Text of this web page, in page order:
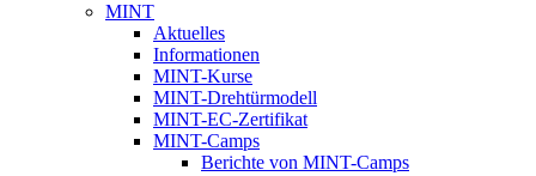
MINT
Aktuelles
Informationen
MINT-Kurse
MINT-Drehtürmodell
MINT-EC-Zertifikat
MINT-Camps
Berichte von MINT-Camps